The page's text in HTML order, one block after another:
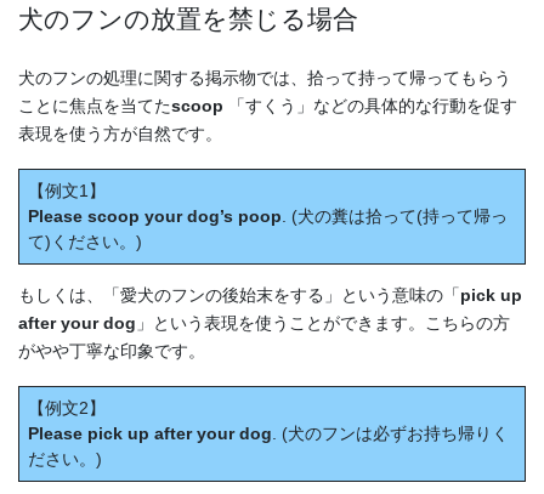
犬のフンの放置を禁じる場合
犬のフンの処理に関する掲示物では、拾って持って帰ってもらう
ことに焦点を当てたscoop 「すくう」などの具体的な行動を促す
表現を使う方が自然です。
【例文1】
Please scoop your dog’s poop . (犬の糞は拾って(持って帰っ
て)ください。)
もしくは、「愛犬のフンの後始末をする」という意味の「pick up
after your dog 」という表現を使うことができます。こちらの方
がやや丁寧な印象です。
【例文2】
Please pick up after your dog . (犬のフンは必ずお持ち帰りく
ださい。)